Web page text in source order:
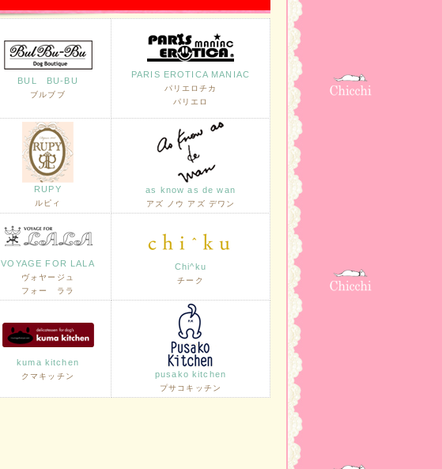
BUL BU-BU
ブルブブ
PARIS EROTICA MANIAC
パリエロチカ
パリエロ
RUPY
ルピィ
as know as de wan
アズ ノウ アズ デワン
VOYAGE FOR LALA
ヴォヤージュ
フォー ララ
Chi^ku
チーク
kuma kitchen
クマキッチン pusako kitchen
プサコキッチン